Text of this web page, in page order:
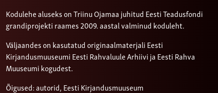
Kodulehe aluseks on Triinu Ojamaa juhitud Eesti Teadusfondi
grandiprojekti raames 2009. aastal valminud koduleht.
Väljaandes on kasutatud originaalmaterjali Eesti
Kirjandusmuuseumi Eesti Rahvaluule Arhiivi ja Eesti Rahva
Muuseumi kogudest.
Õigused: autorid, Eesti Kirjandusmuuseum